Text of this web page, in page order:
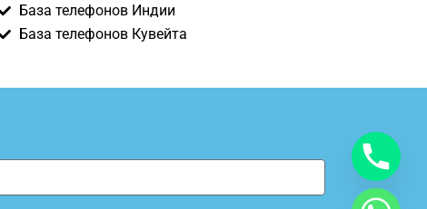
База телефонов Индии
База телефонов Кувейта